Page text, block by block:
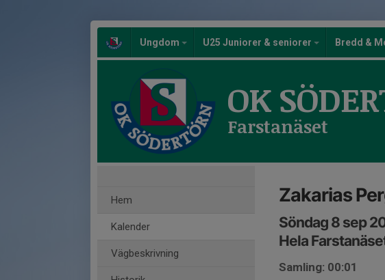
Ungdom U25 Juniorer & seniorer Bredd &
OK
Farstanäset
Hem
Kalender
Vägbeskrivning
Zakarias
Söndag 8 sep
Hela
Samling: 00:01